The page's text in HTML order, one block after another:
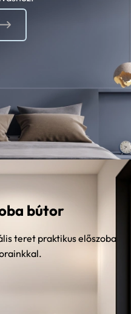
bútor
teret praktikus előszoba